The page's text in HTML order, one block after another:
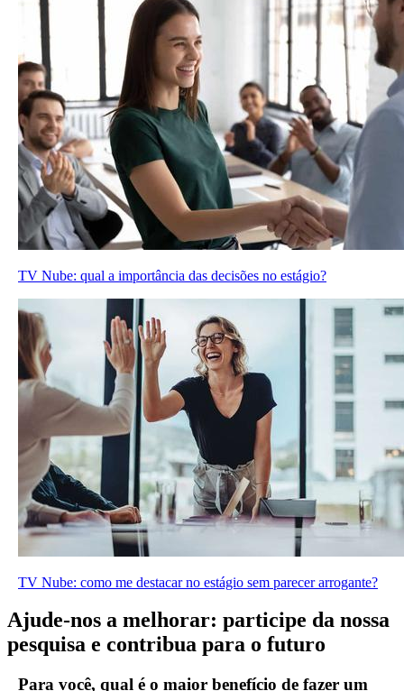
TV Nube: qual a importância das decisões no estágio?
TV Nube: como me destacar no estágio sem parecer arrogante?
Ajude-nos a melhorar: participe da nossa
pesquisa e contribua para o futuro
Para você, qual é o maior benefício de fazer um